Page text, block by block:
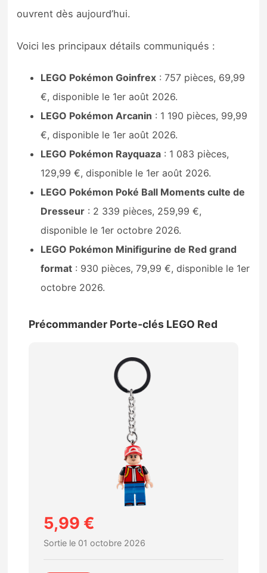
ouvrent dès aujourd’hui.
Voici les principaux détails communiqués :
LEGO Pokémon Goinfrex : 757 pièces, 69,99
€, disponible le 1er août 2026.
LEGO Pokémon Arcanin : 1 190 pièces, 99,99
€, disponible le 1er août 2026.
LEGO Pokémon Rayquaza : 1 083 pièces,
129,99 €, disponible le 1er août 2026.
LEGO Pokémon Poké Ball Moments culte de
Dresseur : 2 339 pièces, 259,99 €,
disponible le 1er octobre 2026.
LEGO Pokémon Minifigurine de Red grand
format : 930 pièces, 79,99 €, disponible le 1er
octobre 2026.
Précommander Porte-clés LEGO Red
5,99 €
Sortie le 01 octobre 2026